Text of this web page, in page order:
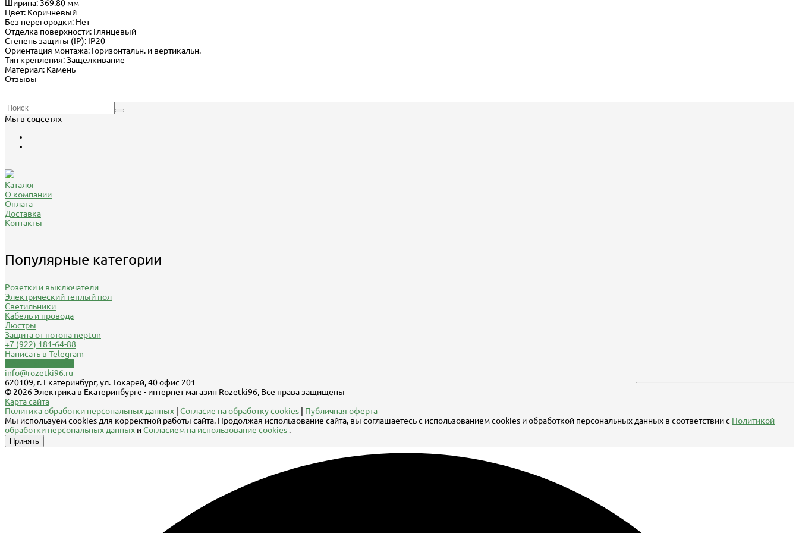
Ширина: 369.80 мм
Цвет: Коричневый
Без перегородки: Нет
Отделка поверхности: Глянцевый
Степень защиты (IP): IP20
Ориентация монтажа: Горизонтальн. и вертикальн.
Тип крепления: Защелкивание
Материал: Камень
Отзывы
Мы в соцсетях
Каталог
О компании
Оплата
Доставка
Контакты
Популярные категории
Розетки и выключатели
Электрический теплый пол
Светильники
Кабель и провода
Люстры
Защита от потопа neptun
+7 (922) 181-64-88
Написать в Telegram
info@rozetki96.ru
620109, г. Екатеринбург, ул. Токарей, 40 офис 201
© 2026 Электрика в Екатеринбурге - интернет магазин Rozetki96, Все права защищены
Карта сайта
Политика обработки персональных данных | Согласие на обработку cookies | Публичная оферта
Мы используем cookies для корректной работы сайта. Продолжая использование сайта, вы соглашаетесь с использованием cookies и обработкой персональных данных в соответствии с Политикой
обработки персональных данных иСогласием на использование cookies .
Принять